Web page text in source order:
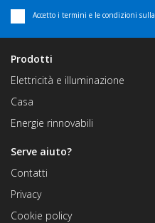
Accetto i termini e le condizioni sulla
Prodotti
Elettricità e illuminazione
Casa
Energie rinnovabili
Serve aiuto?
Contatti
Privacy
Cookie policy